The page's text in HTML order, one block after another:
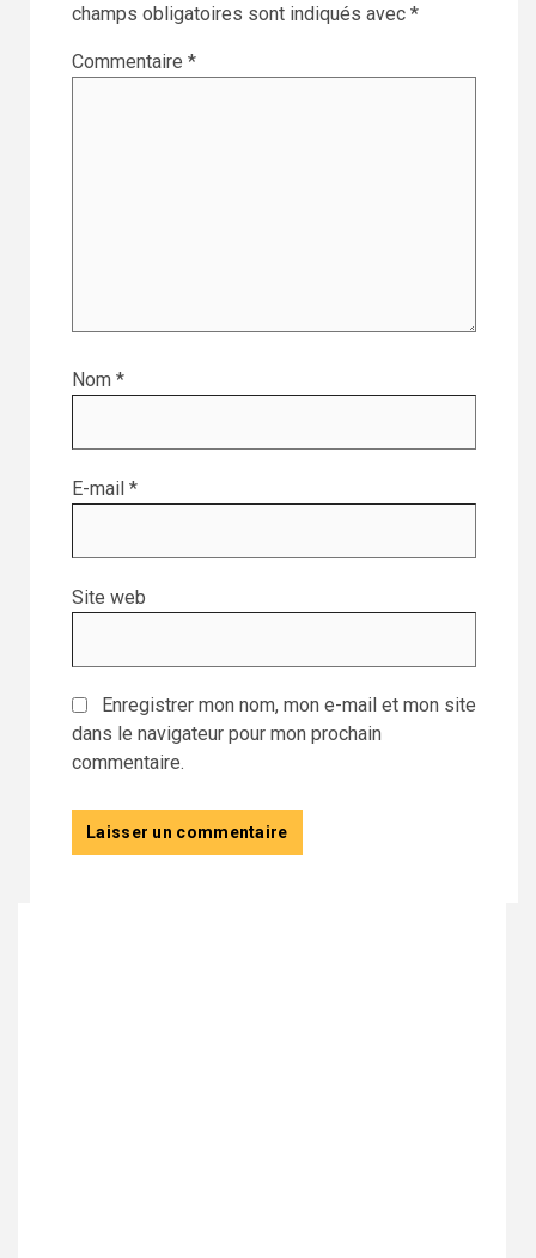
champs obligatoires sont indiqués avec *
Commentaire *
Nom *
E-mail *
Site web
Enregistrer mon nom, mon e-mail et mon site
dans le navigateur pour mon prochain
commentaire.